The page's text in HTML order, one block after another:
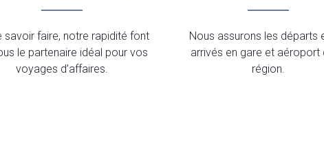
savoir faire, notre rapidité font
le partenaire idéal pour vos
voyages d’affaires.
Nous assurons les départs
arrivés en gare et aéroport
région.